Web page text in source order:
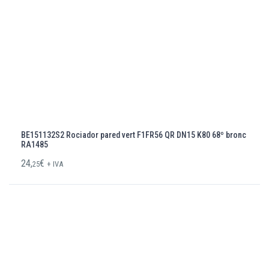
BE151132S2 Rociador pared vert F1FR56 QR DN15 K80 68º bronc
RA1485
24,25€ + IVA